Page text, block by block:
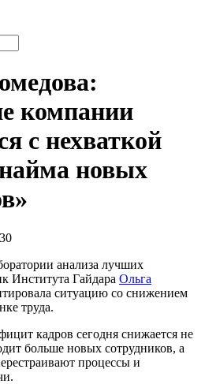
компании
с нехваткой
новых
анализа лучших
Института Гайдара Ольга
ситуацию со снижением
труда.
кадров сегодня снижается не
больше новых сотрудников, а
процессы и